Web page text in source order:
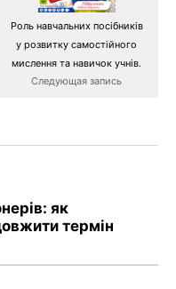
Роль навчальних посібників
у розвитку самостійного
мислення та навичок учнів.
Следующая запись
як
термін